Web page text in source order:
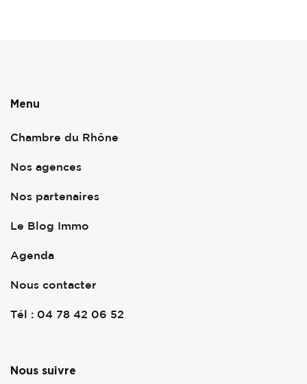
Menu
Chambre du Rhône
Nos agences
Nos partenaires
Le Blog Immo
Agenda
Nous contacter
Tél : 04 78 42 06 52
Nous suivre